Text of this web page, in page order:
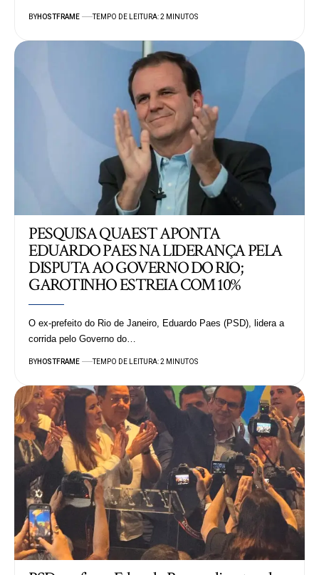
BYHOSTFRAME TEMPO DE LEITURA: 2 MINUTOS
PESQUISA QUAEST APONTA
EDUARDO PAES NA LIDERANÇA PELA
DISPUTA AO GOVERNO DO RIO;
GAROTINHO ESTREIA COM 10%
O ex-prefeito do Rio de Janeiro, Eduardo Paes (PSD), lidera a
corrida pelo Governo do…
BYHOSTFRAME TEMPO DE LEITURA: 2 MINUTOS